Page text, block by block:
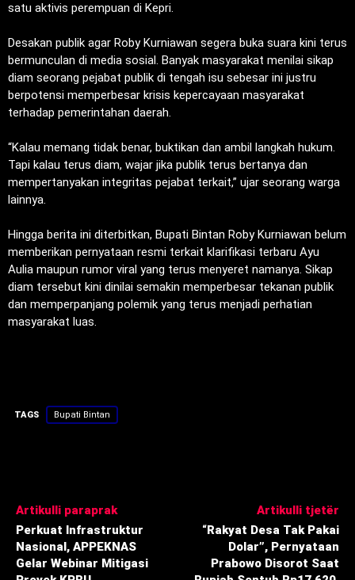
satu aktivis perempuan di Kepri.
‎Desakan publik agar Roby Kurniawan segera buka suara kini terus
bermunculan di media sosial. Banyak masyarakat menilai sikap
diam seorang pejabat publik di tengah isu sebesar ini justru
berpotensi memperbesar krisis kepercayaan masyarakat
terhadap pemerintahan daerah.
‎“Kalau memang tidak benar, buktikan dan ambil langkah hukum.
Tapi kalau terus diam, wajar jika publik terus bertanya dan
mempertanyakan integritas pejabat terkait,” ujar seorang warga
lainnya.
‎Hingga berita ini diterbitkan, Bupati Bintan Roby Kurniawan belum
memberikan pernyataan resmi terkait klarifikasi terbaru Ayu
Aulia maupun rumor viral yang terus menyeret namanya. Sikap
diam tersebut kini dinilai semakin memperbesar tekanan publik
dan memperpanjang polemik yang terus menjadi perhatian
masyarakat luas.
TAGS Bupati Bintan
Artikulli paraprak
Perkuat Infrastruktur
Nasional, APPEKNAS
Gelar Webinar Mitigasi
Artikulli tjetër
“Rakyat Desa Tak Pakai
Dolar”, Pernyataan
Prabowo Disorot Saat